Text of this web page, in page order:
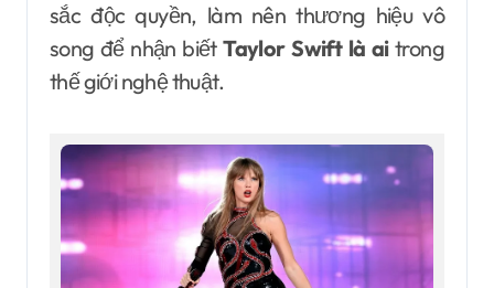
sắc độc quyền, làm nên thương hiệu vô
song để nhận biếtTaylor Swift là aitrong
thế giới nghệ thuật.